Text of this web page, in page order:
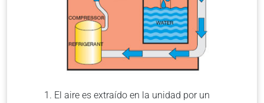
El aire es extraído en la unidad por un